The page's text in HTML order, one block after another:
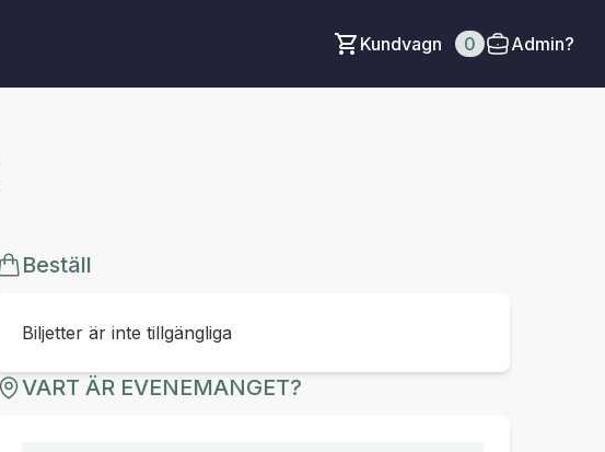
Kundvagn 0 Admin?
Beställ
Biljetter är inte tillgängliga
VART ÄR EVENEMANGET?